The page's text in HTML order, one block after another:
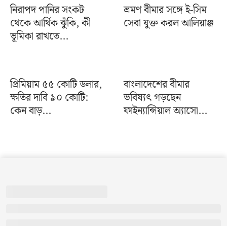
নিরাপদ পানির সংকট
থেকে আর্থিক ঝুঁকি, কী
ভূমিকা রাখতে...
ভ্রমণ বীমার সঙ্গে ই-সিম
সেবা যুক্ত করল আলিয়াঞ্জ
প্রিমিয়াম ৫৫ কোটি ডলার,
ক্ষতির দাবি ৯০ কোটি:
কেন বাড়...
বাংলাদেশের বীমার
ভবিষ্যৎ গড়ছেন
ফাইন্যান্সিয়াল অ্যাসো...